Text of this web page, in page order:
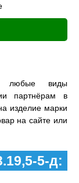
любые виды
партнёрам в
изделие марки
на сайте или
5-д: